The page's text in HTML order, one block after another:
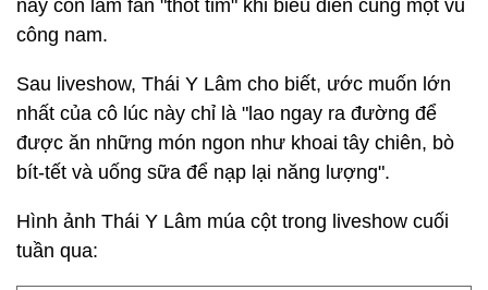
này còn làm fan "thót tim" khi biểu diễn cùng một vũ
công nam.
Sau liveshow, Thái Y Lâm cho biết, ước muốn lớn
nhất của cô lúc này chỉ là "lao ngay ra đường để
được ăn những món ngon như khoai tây chiên, bò
bít-tết và uống sữa để nạp lại năng lượng".
Hình ảnh Thái Y Lâm múa cột trong liveshow cuối
tuần qua: